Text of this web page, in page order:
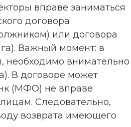
вправе заниматься
договора
или договора
Важный момент: в
необходимо внимательно
В договоре может
(МФО) не вправе
Следовательно,
возврата имеющего